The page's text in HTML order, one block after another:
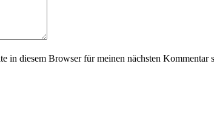
in diesem Browser für meinen nächsten Kommentar